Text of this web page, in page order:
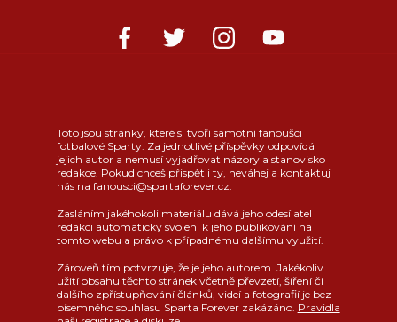
Toto jsou stránky, které si tvoří samotní fanoušci
fotbalové Sparty. Za jednotlivé příspěvky odpovídá
jejich autor a nemusí vyjadřovat názory a stanovisko
redakce. Pokud chceš přispět i ty, neváhej a kontaktuj
nás na fanousci@spartaforever.cz.
Zasláním jakéhokoli materiálu dává jeho odesílatel
redakci automaticky svolení k jeho publikování na
tomto webu a právo k případnému dalšímu využití.
Zároveň tím potvrzuje, že je jeho autorem. Jakékoliv
užití obsahu těchto stránek včetně převzetí, šíření či
dalšího zpřístupňování článků, videí a fotografií je bez
písemného souhlasu Sparta Forever zakázáno. Pravidla